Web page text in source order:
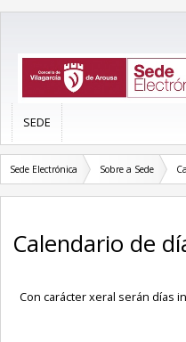
SEDE
Sede Electrónica Sobre a Sede
Calendario de
Con carácter xeral serán días